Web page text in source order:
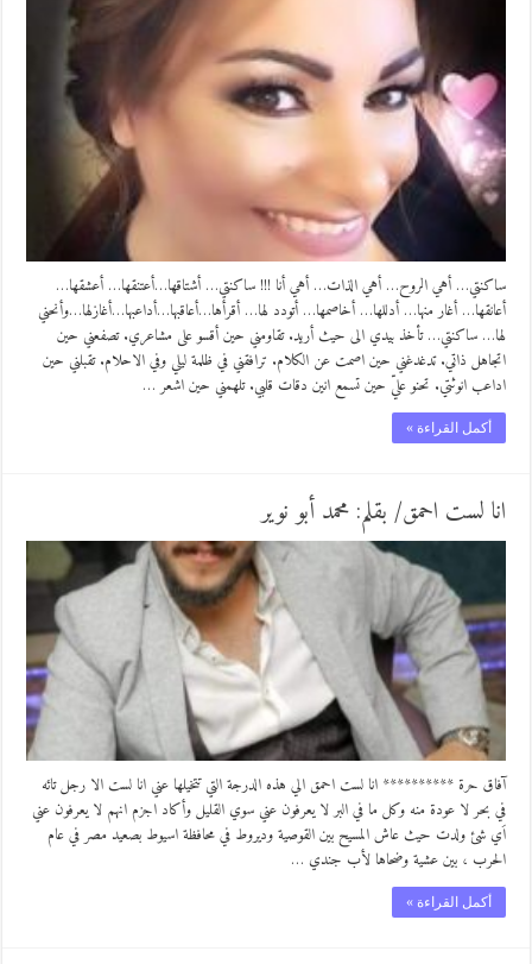
ساكنتي… أهي الروح… أهي الذات… أهي أنا !!! ساكنتي… أشتاقها…أعتنقها… أعشقها…
أعانقها… أغار منها… أدللها… أخاصمها… أتودد لها… أقرأها…أعاقبها…أداعبها…أغازلها…وأنحني
لها… ساكنتي… تأخذ بيدي الى حيث أريد. تقاومني حين أقسو على مشاعري. تصفعني حين
اتجاهل ذاتي. تدغدغني حين اصمت عن الكلام. ترافقني في ظلمة ليلي وفي الاحلام. تقبلني حين
اداعب انوثتي. تحنو عليّ حين تسمع انين دقات قلبي. تلهمني حين اشعر …
أكمل القراءة »
انا لست احمق/ بقلم: محمد أبو نوير
آفاق حرة ********** انا لست احمق الي هذه الدرجة التي تتخيلها عني انا لست الا رجل تائه
في بحر لا عودة منه وكل ما في البر لا يعرفون عني سوي القليل وأكاد اجزم انهم لا يعرفون عني
اَي شئ ولدت حيث عاش المسيح بين القوصية وديروط في محافظة اسيوط بصعيد مصر في عام
الحرب ، بين عشية وضحاها لأب جندي …
أكمل القراءة »